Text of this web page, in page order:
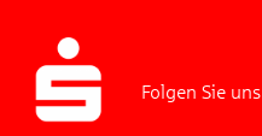
Folgen Sie uns